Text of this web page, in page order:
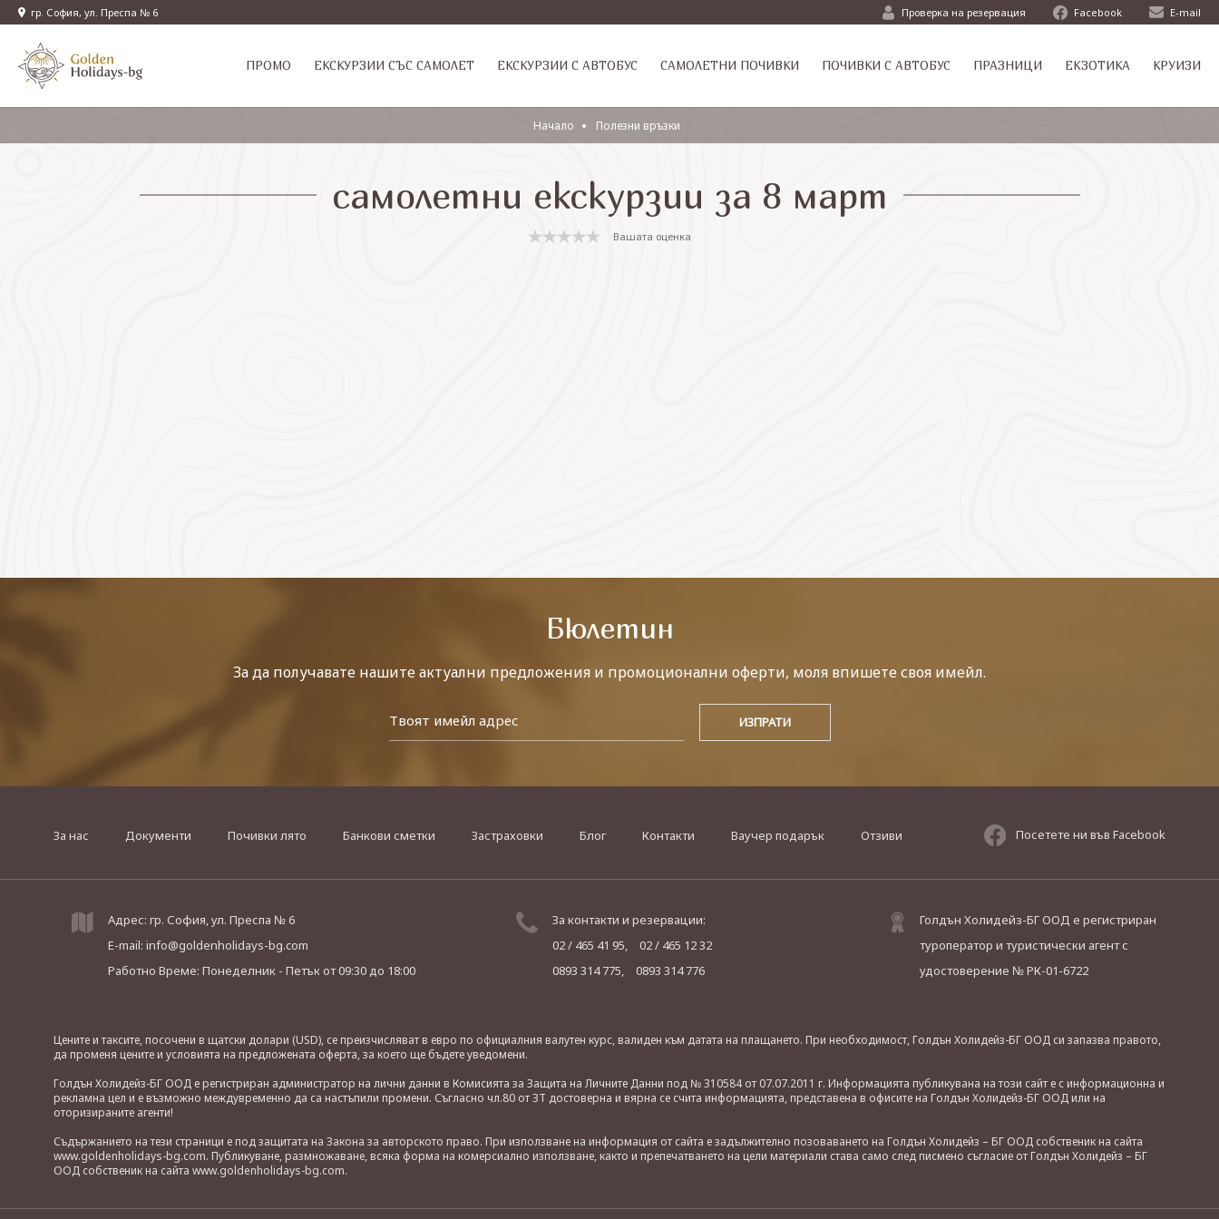
гр. София, ул. Преспа № 6 Проверка на резервация Facebook E-mail
ПРОМО EКСКУРЗИИ СЪС САМОЛЕТ ЕКСКУРЗИИ С АВТОБУС САМОЛЕТНИ ПОЧИВКИ ПОЧИВКИ С АВТОБУС ПРАЗНИЦИ ЕКЗОТИКА КРУИЗИ
Начало Полезни връзки
самолетни екскурзии за 8 март
Вашата оценка
Бюлетин
За да получавате нашите актуални предложения и промоционални оферти, моля впишете своя имейл.
За нас Документи Почивки лято Банкови сметки Застраховки Блог Контакти Ваучер подарък Отзиви Посетете ни във Facebook
Адрес: гр. София, ул. Преспа № 6
E-mail: info@goldenholidays-bg.com
Работно Време: Понеделник - Петъкот 09:30 до 18:00
За контакти и резервации:
02 / 465 41 95,
02 / 465 12 32
0893 314 775,
0893 314 776
Голдън Холидейз-БГ ООД е регистриран
туроператор и туристически агент с
удостоверение № РК-01-6722
Цените и таксите, посочени в щатски долари (USD), се преизчисляват в евро по официалния валутен курс, валиден към датата на плащането. При необходимост, Голдън Холидейз-БГ ООД си запазва правото,
да променя цените и условията на предложената оферта, за което ще бъдете уведомени.
Голдън Холидейз-БГ ООД е регистриран администратор на лични данни в Комисията за Защита на Личните Данни под № 310584 от 07.07.2011 г. Информацията публикувана на този сайт е с информационна и
рекламна цел и е възможно междувременно да са настъпили промени. Съгласно чл.80 от ЗТ достоверна и вярна се счита информацията, представена в офисите на Голдън Холидейз-БГ ООД или на
оторизираните агенти!
Съдържанието на тези страници е под защитата на Закона за авторското право. При използване на информация от сайта е задължително позоваването на Голдън Холидейз – БГ ООД собственик на сайта
www.goldenholidays-bg.com. Публикуване, размножаване, всяка форма на комерсиално използване, както и препечатването на цели материали става само след писмено съгласие от Голдън Холидейз – БГ
ООД собственик на сайта www.goldenholidays-bg.com.